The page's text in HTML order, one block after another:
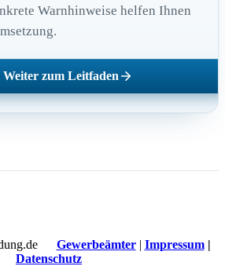
Warnhinweise helfen Ihnen
Weiter zum Leitfaden
Gewerbeämter| Impressum|
Datenschutz